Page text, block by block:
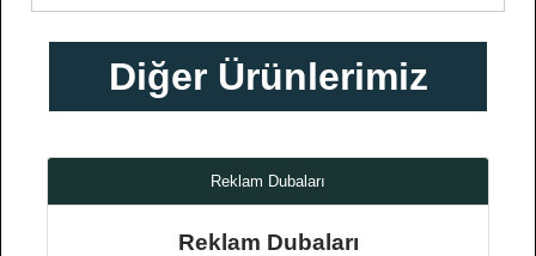
Diğer Ürünlerimiz
Reklam Dubaları
Reklam Dubaları